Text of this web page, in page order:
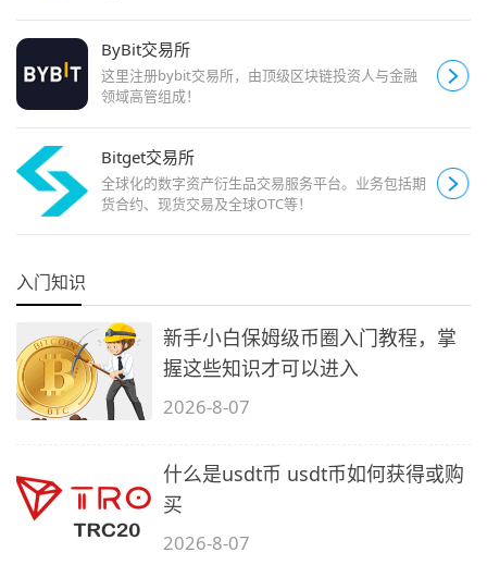
ByBit交易所
这里注册bybit交易所，由顶级区块链投资人与金融
领域高管组成！
Bitget交易所
全球化的数字资产衍生品交易服务平台。业务包括期
货合约、现货交易及全球OTC等！
入门知识
新手小白保姆级币圈入门教程，掌
握这些知识才可以进入
2026-8-07
什么是usdt币 usdt币如何获得或购
买
2026-8-07